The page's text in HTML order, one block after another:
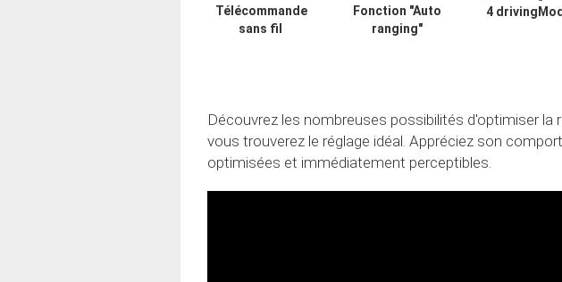
Télécommande
sans fil
Fonction "Auto
ranging"
4
Découvrez les nombreuses possibilités d'optimiser
vous trouverez le réglage idéal. Appréciez son
optimisées et immédiatement perceptibles.
Slide02